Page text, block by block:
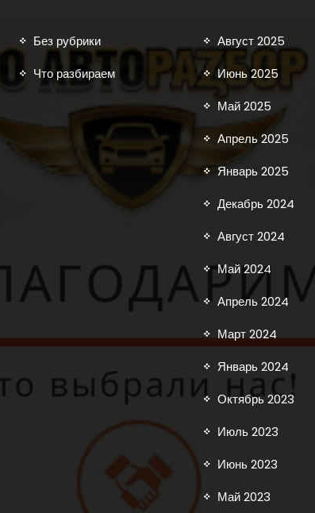
Без рубрики
Что разбираем
Август 2025
Июнь 2025
Май 2025
Апрель 2025
Январь 2025
Декабрь 2024
Август 2024
Май 2024
Апрель 2024
Март 2024
Январь 2024
Октябрь 2023
Июль 2023
Июнь 2023
Май 2023